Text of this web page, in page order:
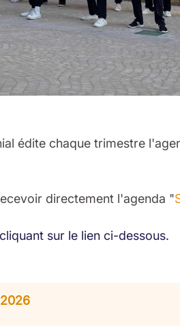
édite chaque trimestre
directement l'agenda "
sur le lien ci-dessous.